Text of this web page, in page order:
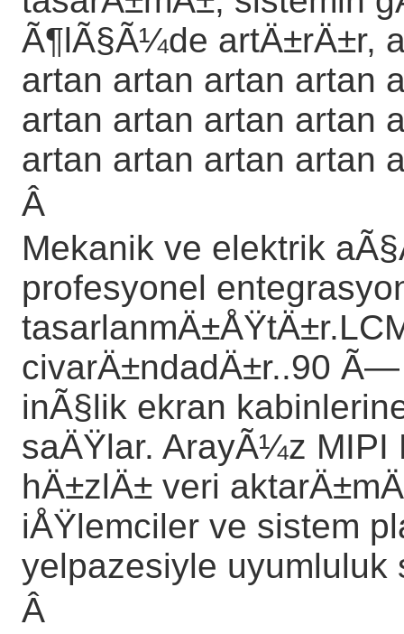
Ã¶lÃ§Ã¼de artÄ±rÄ±r,
artan artan artan artan
artan artan artan artan
artan artan artan artan
Â
Mekanik ve elektrik
profesyonel
civarÄ±ndadÄ±r..90
inÃ§lik ekran
saÄŸlar. ArayÃ¼z
hÄ±zlÄ± veri
iÅŸlemciler ve sistem
yelpazesiyle uyumluluk
Â